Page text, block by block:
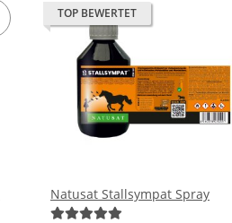
TOP BEWERTET
Natusat Stallsympat Spray